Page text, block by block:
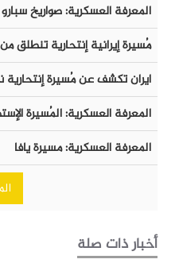
المعرفة العسكرية: صواريخ
مُسيرة إيرانية إنتحارية تنطلق
ايران تكشف عن مُسيرة إنتحارية
المعرفة العسكرية: المُسيرة
المعرفة العسكرية: مسيرة يافا
أخبار ذات صلة